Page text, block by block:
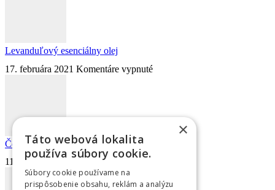
Levanduľový esenciálny olej
17. februára 2021 Komentáre vypnuténa
Čo sú ESENCIÁLNE OLEJE?
11. februára 2021
Komentáre vypnuté
sú
×
Táto webová lokalita
používa súbory cookie.
Súbory cookie používame na
prispôsobenie obsahu, reklám a analýzu